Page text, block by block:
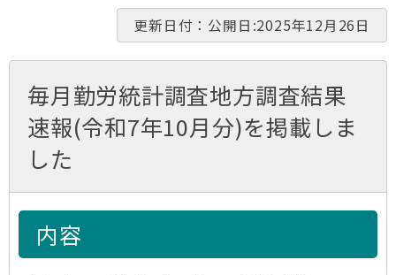
更新日付：公開日:2025年12月26日
毎月勤労統計調査地方調査結果
速報(令和7年10月分)を掲載しま
した
内容